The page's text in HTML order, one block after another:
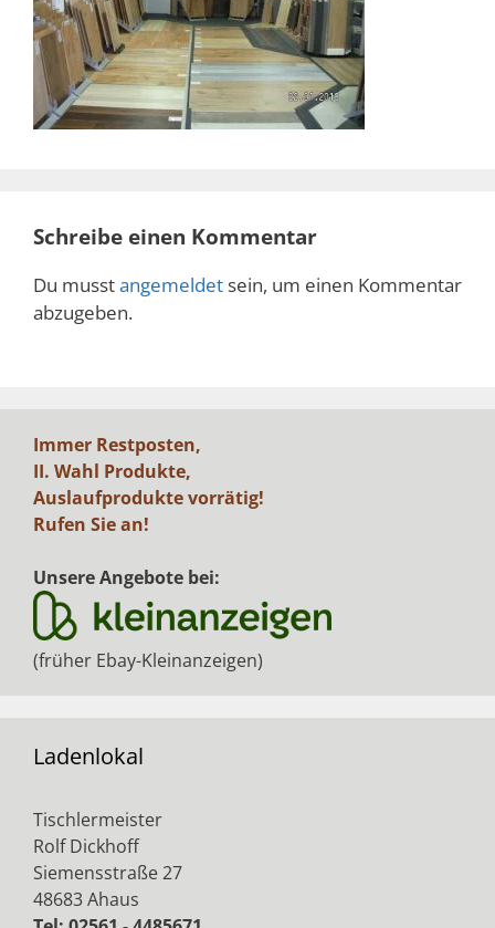
Schreibe einen Kommentar
Du musstangemeldet sein, um einen Kommentar
abzugeben.
Immer Restposten,
II. Wahl Produkte,
Auslaufprodukte vorrätig!
Rufen Sie an!
Unsere Angebote bei:
(früher Ebay-Kleinanzeigen)
Ladenlokal
Tischlermeister
Rolf Dickhoff
Siemensstraße 27
48683 Ahaus